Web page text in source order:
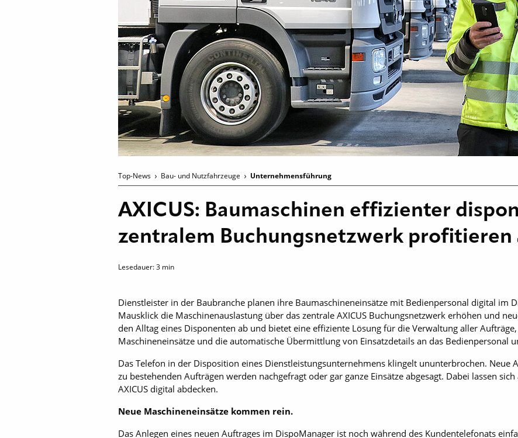
Top-News Bau- und Nutzfahrzeuge Unternehmensführung
AXICUS: Baumaschinen effizienter
zentralem Buchungsnetzwerk profitieren
Lesedauer:3 min
Dienstleister in der Baubranche planen ihre Baumaschineneinsätze mit Bedienpersonal digital im
Mausklick die Maschinenauslastung über das zentrale AXICUS Buchungsnetzwerk erhöhen und
den Alltag eines Disponenten ab und bietet eine effiziente Lösung für die Verwaltung aller
Maschineneinsätze und die automatische Übermittlung von Einsatzdetails an das Bedienpersonal
Das Telefon in der Disposition eines Dienstleistungsunternehmens klingelt ununterbrochen. Neue
zu bestehenden Aufträgen werden nachgefragt oder gar ganze Einsätze abgesagt. Dabei lassen
AXICUS digital abdecken.
Neue Maschineneinsätze kommen rein.
Das Anlegen eines neuen Auftrages im DispoManager ist noch während des Kundentelefonats